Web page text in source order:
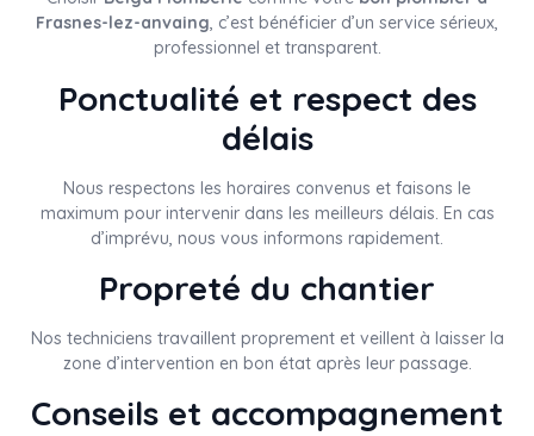
Frasnes-lez-anvaing, c’est bénéficier d’un service sérieux,
professionnel et transparent.
Ponctualité et respect des
délais
Nous respectons les horaires convenus et faisons le
maximum pour intervenir dans les meilleurs délais. En cas
d’imprévu, nous vous informons rapidement.
Propreté du chantier
Nos techniciens travaillent proprement et veillent à laisser la
zone d’intervention en bon état après leur passage.
Conseils et accompagnement